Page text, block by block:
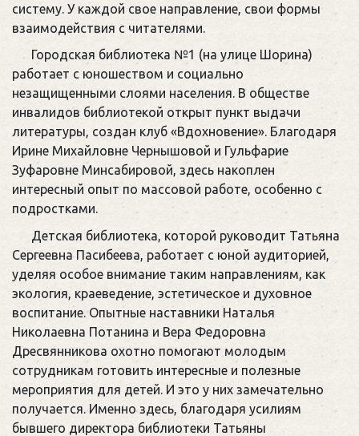
систему. У каждой свое направление, свои формы
взаимодействия с читателями.
Городская библиотека №1 (на улице Шорина)
работает с юношеством и социально
незащищенными слоями населения. В обществе
инвалидов библиотекой открыт пункт выдачи
литературы, создан клуб «Вдохновение». Благодаря
Ирине Михайловне Чернышовой и Гульфарие
Зуфаровне Минсабировой, здесь накоплен
интересный опыт по массовой работе, особенно с
подростками.
Детская библиотека, которой руководит Татьяна
Сергеевна Пасибеева, работает с юной аудиторией,
уделяя особое внимание таким направлениям, как
экология, краеведение, эстетическое и духовное
воспитание. Опытные наставники Наталья
Николаевна Потанина и Вера Федоровна
Дресвянникова охотно помогают молодым
сотрудникам готовить интересные и полезные
мероприятия для детей. И это у них замечательно
получается. Именно здесь, благодаря усилиям
бывшего директора библиотеки Татьяны